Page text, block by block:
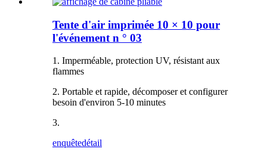
Tente d'air imprimée 10 × 10 pour
l'événement n ° 03
1. Imperméable, protection UV, résistant aux
flammes
2. Portable et rapide, décomposer et configurer
besoin d'environ 5-10 minutes
3.
enquêtedétail